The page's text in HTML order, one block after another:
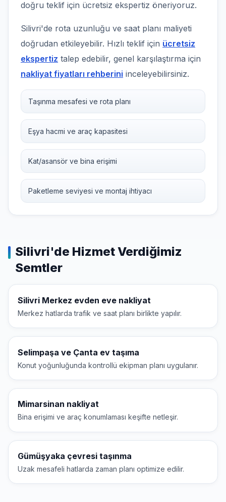
doğru teklif için ücretsiz ekspertiz öneriyoruz.
Silivri'de rota uzunluğu ve saat planı maliyeti
doğrudan etkileyebilir. Hızlı teklif için ücretsiz
ekspertiz talep edebilir, genel karşılaştırma için
nakliyat fiyatları rehberini inceleyebilirsiniz.
Taşınma mesafesi ve rota planı
Eşya hacmi ve araç kapasitesi
Kat/asansör ve bina erişimi
Paketleme seviyesi ve montaj ihtiyacı
Silivri'de Hizmet Verdiğimiz
Semtler
Silivri Merkez evden eve nakliyat
Merkez hatlarda trafik ve saat planı birlikte yapılır.
Selimpaşa ve Çanta ev taşıma
Konut yoğunluğunda kontrollü ekipman planı uygulanır.
Mimarsinan nakliyat
Bina erişimi ve araç konumlaması keşifte netleşir.
Gümüşyaka çevresi taşınma
Uzak mesafeli hatlarda zaman planı optimize edilir.